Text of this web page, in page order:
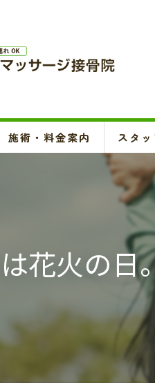
施術・料金案内 スタ
花火の